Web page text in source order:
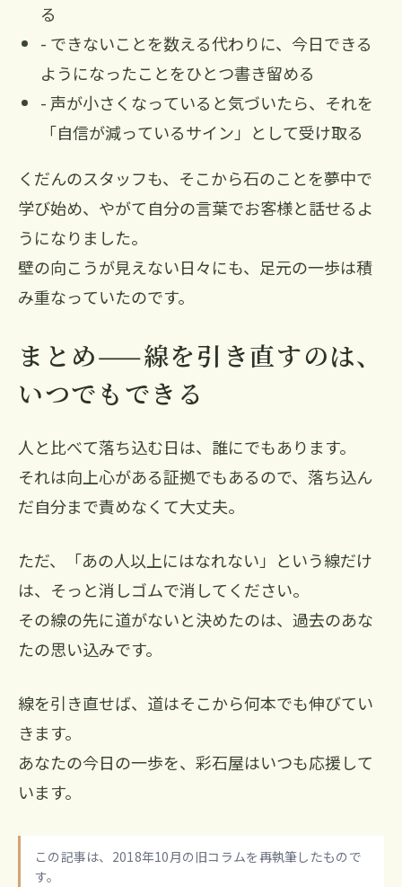
る
- できないことを数える代わりに、今日できる
ようになったことをひとつ書き留める
- 声が小さくなっていると気づいたら、それを
「自信が減っているサイン」として受け取る
くだんのスタッフも、そこから石のことを夢中で
学び始め、やがて自分の言葉でお客様と話せるよ
うになりました。
壁の向こうが見えない日々にも、足元の一歩は積
み重なっていたのです。
まとめ——線を引き直すのは、
いつでもできる
人と比べて落ち込む日は、誰にでもあります。
それは向上心がある証拠でもあるので、落ち込ん
だ自分まで責めなくて大丈夫。
ただ、「あの人以上にはなれない」という線だけ
は、そっと消しゴムで消してください。
その線の先に道がないと決めたのは、過去のあな
たの思い込みです。
線を引き直せば、道はそこから何本でも伸びてい
きます。
あなたの今日の一歩を、彩石屋はいつも応援して
います。
この記事は、2018年10月の旧コラムを再執筆したもので
す。